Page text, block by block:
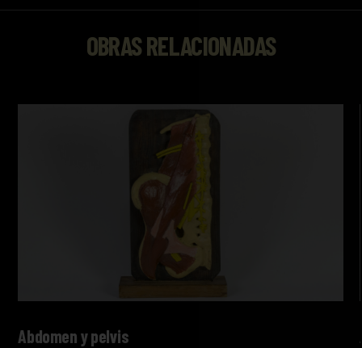
OBRAS RELACIONADAS
Abdomen y pelvis